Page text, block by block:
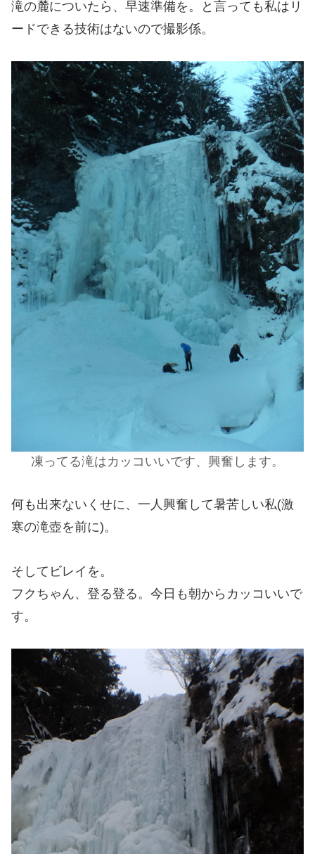
滝の麓についたら、早速準備を。と言っても私はリ
ードできる技術はないので撮影係。
凍ってる滝はカッコいいです、興奮します。
何も出来ないくせに、一人興奮して暑苦しい私(激
寒の滝壺を前に)。
そしてビレイを。
フクちゃん、登る登る。今日も朝からカッコいいで
す。